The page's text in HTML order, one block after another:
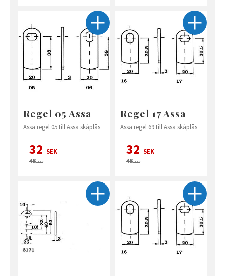
Regel 05 Assa
Assa regel 05 till Assa skåplås
32 SEK
45SEK
Regel 17 Assa
Assa regel 69 till Assa skåplås
32 SEK
45SEK